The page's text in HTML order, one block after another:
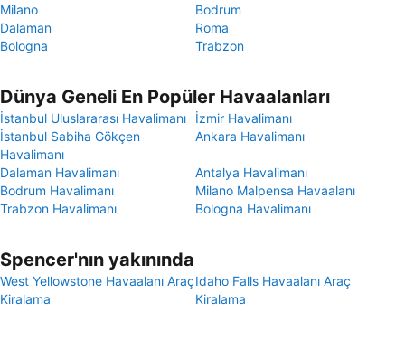
Milano
Bodrum
Dalaman
Roma
Bologna
Trabzon
Dünya Geneli En Popüler Havaalanları
İstanbul Uluslararası Havalimanı
İzmir Havalimanı
İstanbul Sabiha Gökçen
Havalimanı
Ankara Havalimanı
Dalaman Havalimanı
Antalya Havalimanı
Bodrum Havalimanı
Milano Malpensa Havaalanı
Trabzon Havalimanı
Bologna Havalimanı
Spencer'nın yakınında
West Yellowstone Havaalanı Araç
Kiralama
Idaho Falls Havaalanı Araç
Kiralama